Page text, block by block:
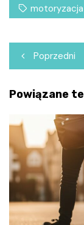
motoryzacja
wpisu
Poprzedni
Powiązane